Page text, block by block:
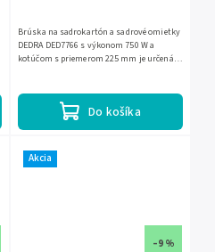
Do košíka
Brúska na sadrokartón a sadrové omietky
DEDRA DED7766 s výkonom 750 W a
kotúčom s priemerom 225 mm je určená
Akcia
–9 %